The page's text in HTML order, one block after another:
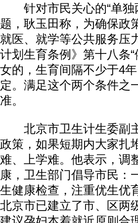
针对市民关心的“单独
题，耿玉田称，为确保政
就医、就学等公共服务压
计划生育条例》第十八条
女的，生育间隔不少于4
定。满足这个两个条件之
准。
北京市卫生计生委副主
政策，如果短期内大家扎
难、上学难。他表示，调
康，卫生部门倡导市民：
生健康检查，注重优生优
北京市已建立了市、区两